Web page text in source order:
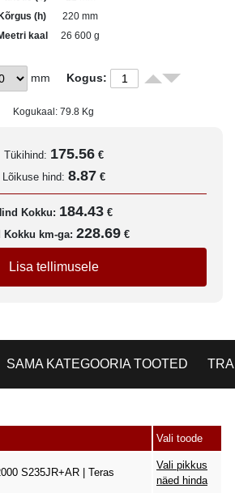
Kõrgus (h)
220 mm
kaal
26 600 g
mm Kogus:
Kogukaal: 79.8 Kg
Tükihind: 175.56 €
Lõikuse hind: 8.87 €
Kokku: 184.43 €
Kokku km-ga: 228.69 €
Lisa tellimusele
SAMA KATEGOORIA TOOTED
Vali toode
S235JR+AR | Teras
Vali pikkus
näed hinda